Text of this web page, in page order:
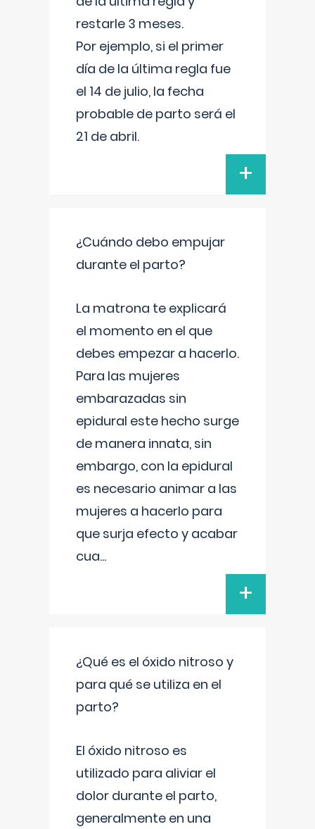
restarle 3 meses.
Por ejemplo, si el primer
día de la última regla fue
el 14 de julio, la fecha
probable de parto será el
21 de abril.
+
¿Cuándo debo empujar
durante el parto?
La matrona te explicará
el momento en el que
debes empezar a hacerlo.
Para las mujeres
embarazadas sin
epidural este hecho surge
de manera innata, sin
embargo, con la epidural
es necesario animar a las
mujeres a hacerlo para
que surja efecto y acabar
cua...
+
¿Qué es el óxido nitroso y
para qué se utiliza en el
parto?
El óxido nitroso es
utilizado para aliviar el
dolor durante el parto,
generalmente en una